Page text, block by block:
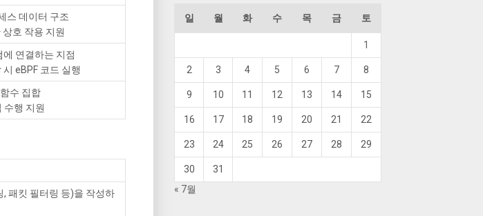
스 데이터 구조
호 작용 지원
연결하는 지점
eBPF 코드 실행
수 집합
수행 지원
, 패킷 필터링 등)을 작성하
일 월 화 수 목 금 토
1
2 3 4 5 6 7 8
9 10 11 12 13 14 15
16 17 18 19 20 21 22
23 24 25 26 27 28 29
30
31
« 7월